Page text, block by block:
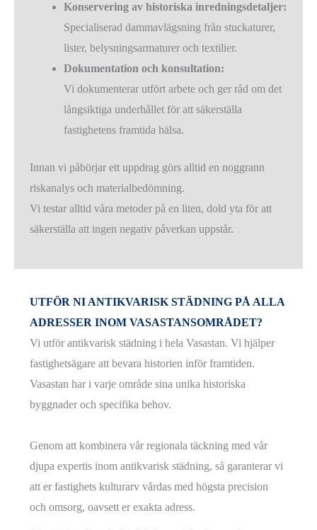
Konservering av historiska inredningsdetaljer:
Specialiserad dammavlägsning från stuckaturer,
lister, belysningsarmaturer och textilier.
Dokumentation och konsultation:
Vi dokumenterar utfört arbete och ger råd om det
långsiktiga underhållet för att säkerställa
fastighetens framtida hälsa.
Innan vi påbörjar ett uppdrag görs alltid en noggrann
riskanalys och materialbedömning.
Vi testar alltid våra metoder på en liten, dold yta för att
säkerställa att ingen negativ påverkan uppstår.
UTFÖR NI ANTIKVARISK STÄDNING PÅ ALLA
ADRESSER INOM VASASTANSOMRÅDET?
Vi utför antikvarisk städning i hela Vasastan. Vi hjälper
fastighetsägare att bevara historien inför framtiden.
Vasastan har i varje område sina unika historiska
byggnader och specifika behov.
Genom att kombinera vår regionala täckning med vår
djupa expertis inom antikvarisk städning, så garanterar vi
att er fastighets kulturarv vårdas med högsta precision
och omsorg, oavsett er exakta adress.